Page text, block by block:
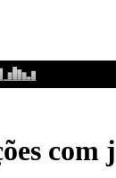
com